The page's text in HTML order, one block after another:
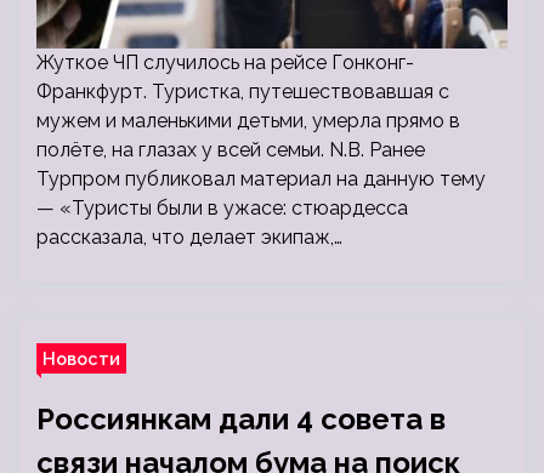
Жуткое ЧП случилось на рейсе Гонконг-
Франкфурт. Туристка, путешествовавшая с
мужем и маленькими детьми, умерла прямо в
полёте, на глазах у всей семьи. N.B. Ранее
Турпром публиковал материал на данную тему
— «Туристы были в ужасе: стюардесса
рассказала, что делает экипаж,…
Новости
Россиянкам дали 4 совета в
связи началом бума на поиск